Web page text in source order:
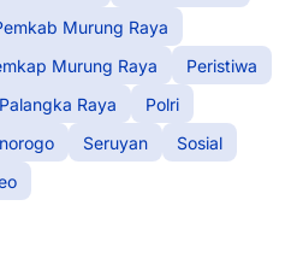
Murung Raya
Murung Raya
Peristiwa
Raya
Polri
Seruyan
Sosial